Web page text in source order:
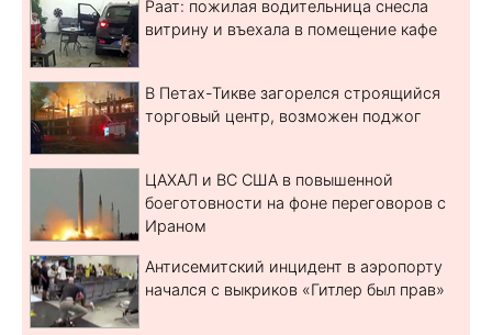
Раат: пожилая водительница снесла
витрину и въехала в помещение кафе
В Петах-Тикве загорелся строящийся
торговый центр, возможен поджог
ЦАХАЛ и ВС США в повышенной
боеготовности на фоне переговоров с
Ираном
Антисемитский инцидент в аэропорту
начался с выкриков «Гитлер был прав»